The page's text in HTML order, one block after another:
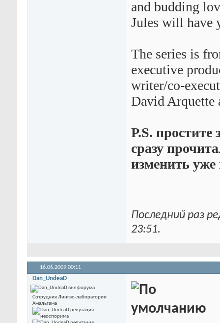
and budding
Jules will have
The series is
executive
writer/co-
David Arquette
P.S. простите
сразу
изменить уже
Последний раз
23:51.
16.06.2009 00:11
Dan_UndeaD
Сотрудник Лингво-лаборатории
Амальгама